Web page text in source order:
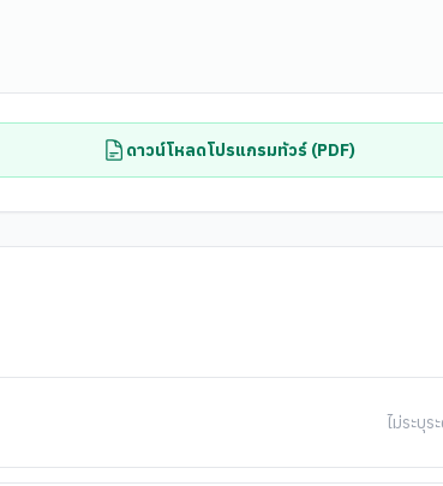
ดาวน์โหลดโปรแกรมทัวร์ (PDF)
ไม่ระบุร